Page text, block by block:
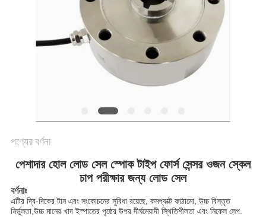
পণ্যের বর্ণনা
পেশাদার হোল লোড সেল স্পোক টাইপ ফোর্স সেন্সর ওজন স্কেল
চাপ পরীক্ষার জন্য লোড সেল
বর্ণনাঃ
এটির দ্বি-দিকের টান এবং সংকোচনের সুবিধা রয়েছে, কমপ্যাক্ট কাঠামো, উচ্চ বিস্তৃত
নির্ভুলতা,উচ্চ মানের খাদ ইস্পাতের পৃষ্ঠের উপর দীর্ঘমেয়াদী স্থিতিশীলতা এবং নিকেল লেপ.